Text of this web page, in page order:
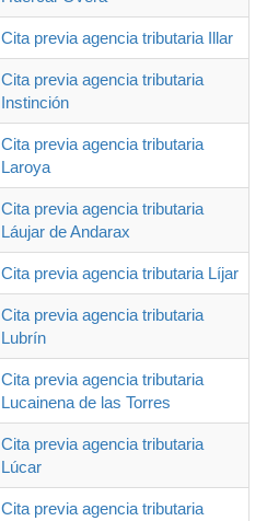
Cita previa agencia tributaria Illar
Cita previa agencia tributaria
Instinción
Cita previa agencia tributaria
Laroya
Cita previa agencia tributaria
Láujar de Andarax
Cita previa agencia tributaria Líjar
Cita previa agencia tributaria
Lubrín
Cita previa agencia tributaria
Lucainena de las Torres
Cita previa agencia tributaria
Lúcar
Cita previa agencia tributaria